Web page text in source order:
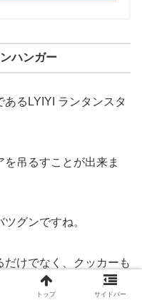
ハンガー
るLYIYI ランタンスタ
吊るすことが出来ま
グンですね。
けでなく、クッカーも
料理も楽しめますよ！
トップ サイドバー